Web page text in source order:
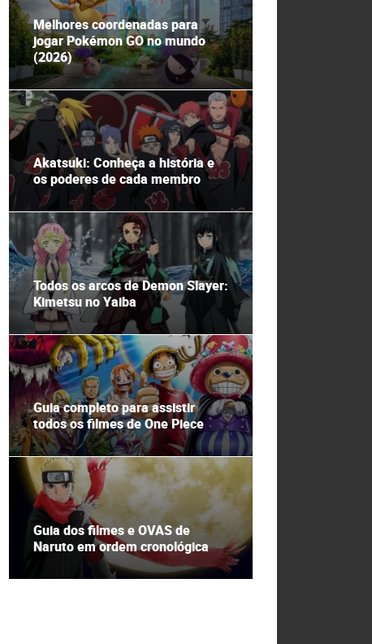
Melhores coordenadas para
jogar Pokémon GO no mundo
(2026)
Akatsuki: Conheça a história e
os poderes de cada membro
Todos os arcos de Demon Slayer:
Kimetsu no Yaiba
Guia completo para assistir
todos os filmes de One Piece
Guia dos filmes e OVAS de
Naruto em ordem cronológica